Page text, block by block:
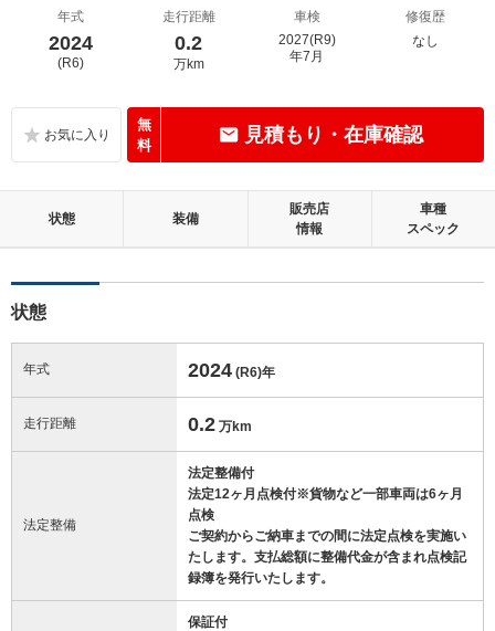
年式
2024
(R6)
走行距離
0.2
万km
車検
2027(R9)
年7月
修復歴
なし
無
料
見積もり・在庫確認
状態 装備
販売店
情報
車種
スペック
状態
年式 2024 (R6)年
走行距離 0.2 万km
法定整備
法定整備付
法定12ヶ月点検付※貨物など一部車両は6ヶ月
点検
ご契約からご納車までの間に法定点検を実施い
たします。支払総額に整備代金が含まれ点検記
録簿を発行いたします。
保証付